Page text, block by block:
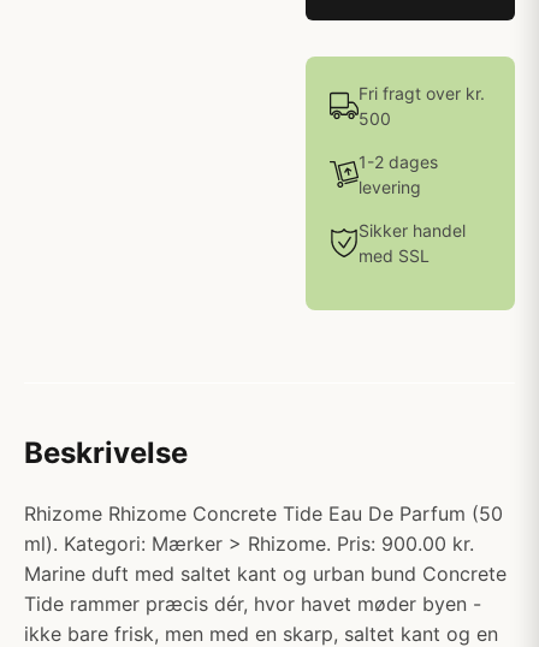
Fri fragt over kr.
500
1-2 dages
levering
Sikker handel
med SSL
Beskrivelse
Rhizome Rhizome Concrete Tide Eau De Parfum (50
ml). Kategori: Mærker > Rhizome. Pris: 900.00 kr.
Marine duft med saltet kant og urban bund Concrete
Tide rammer præcis dér, hvor havet møder byen -
ikke bare frisk, men med en skarp, saltet kant og en